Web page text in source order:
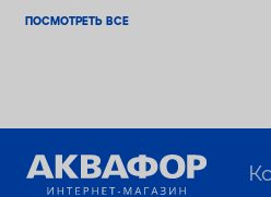
ПОСМОТРЕТЬ ВСЕ